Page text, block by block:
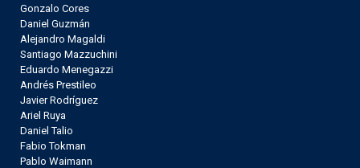
Gonzalo Cores
Daniel Guzmán
Alejandro Magaldi
Santiago Mazzuchini
Eduardo Menegazzi
Andrés Prestileo
Javier Rodríguez
Ariel Ruya
Daniel Talio
Fabio Tokman
Pablo Waimann